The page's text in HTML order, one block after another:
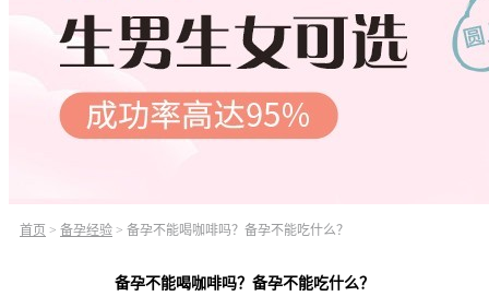
首页 > 备孕经验 > 备孕不能喝咖啡吗？备孕不能吃什么？
备孕不能喝咖啡吗？备孕不能吃什么？